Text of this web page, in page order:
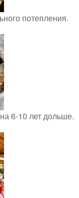
потепления.
6-10 лет дольше.